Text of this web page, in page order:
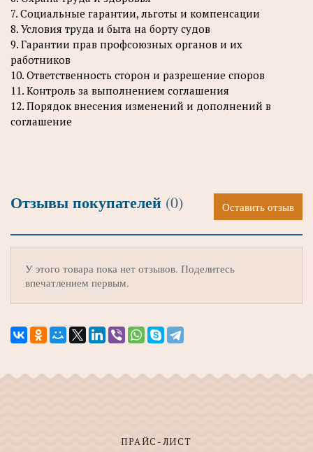
7. Социальные гарантии, льготы и компенсации
8. Условия труда и быта на борту судов
9. Гарантии прав профсоюзных органов и их
работников
10. Ответственность сторон и разрешение споров
11. Контроль за выполнением соглашения
12. Порядок внесения изменений и дополнений в
соглашение
Отзывы покупателей (0) Оставить отзыв
У этого товара пока нет отзывов. Поделитесь
впечатлением первым.
ПРАЙС-ЛИСТ